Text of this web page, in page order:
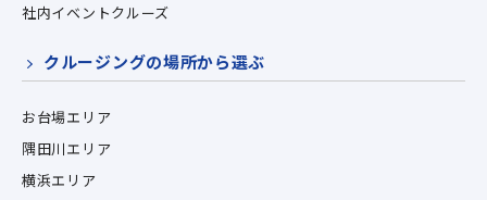
社内イベントクルーズ
クルージングの場所から選ぶ
お台場エリア
隅田川エリア
横浜エリア